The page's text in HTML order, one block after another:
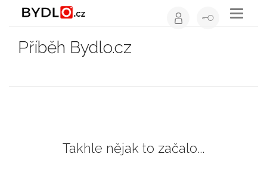
Toggle
Příběh Bydlo.cz
Takhle nějak to začalo...